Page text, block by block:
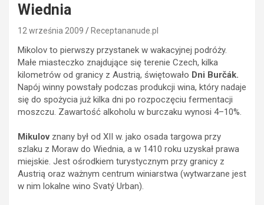
Wiednia
12 września 2009 Receptananude.pl
Mikolov to pierwszy przystanek w wakacyjnej podróży.
Małe miasteczko znajdujące się terenie Czech, kilka
kilometrów od granicy z Austrią, świętowało Dni Burčák.
Napój winny powstały podczas produkcji wina, który nadaje
się do spożycia już kilka dni po rozpoczęciu fermentacji
moszczu. Zawartość alkoholu w burczaku wynosi 4–10%.
Mikulov znany był od XII w. jako osada targowa przy
szlaku z Moraw do Wiednia, a w 1410 roku uzyskał prawa
miejskie. Jest ośrodkiem turystycznym przy granicy z
Austrią oraz ważnym centrum winiarstwa (wytwarzane jest
w nim lokalne wino Svatý Urban).